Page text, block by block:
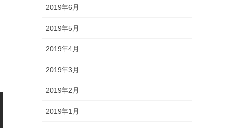
2019年6月
2019年5月
2019年4月
2019年3月
2019年2月
2019年1月